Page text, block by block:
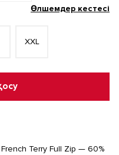
Өлшемдер кестесі
XXL
Terry Full Zip — 60%